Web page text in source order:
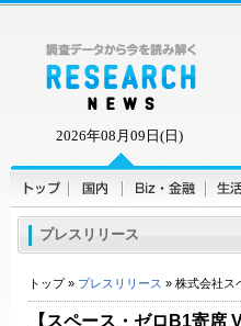
2026年08月09日(日)
プレスリリース
トップ » プレスリリース » 株式会社ス
【スペース・ゼロB1寄席